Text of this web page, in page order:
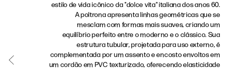
estilo de vida icônico da "dolce vita" italiana dos anos 60.
A poltrona apresenta linhas geométricas que se
mesclam com formas mais suaves, criando um
equilíbrio perfeito entre o moderno e o clássico. Sua
estrutura tubular, projetada para uso externo, é
complementada por um assento e encosto envoltos em
um cordão em PVC texturizado, oferecendo elasticidade